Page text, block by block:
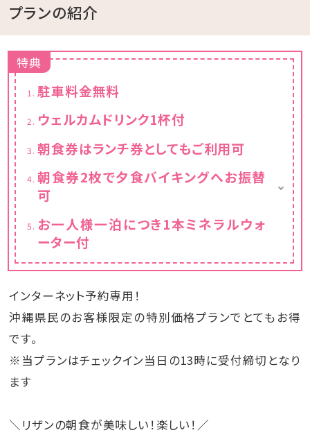
プランの紹介
特典
駐車料金無料
ウェルカムドリンク1杯付
朝食券はランチ券としてもご利用可
朝食券2枚で夕食バイキングへお振替
可
お一人様一泊につき1本ミネラルウォ
ーター付
インターネット予約専用！
沖縄県民のお客様限定の特別価格プランでとてもお得
です。
※当プランはチェックイン当日の13時に受付締切となり
ます
＼リザンの朝食が美味しい！楽しい！／